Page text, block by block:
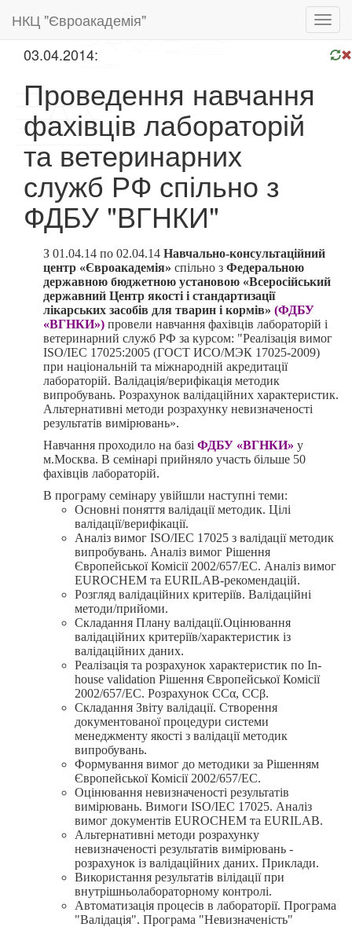
НКЦ "Євроакадемія"
03.04.2014:
Проведення навчання
фахівців лабораторій
та ветеринарних
служб РФ спільно з
ФДБУ "ВГНКИ"
З 01.04.14 по 02.04.14 Навчально-консультаційний
центр «Євроакадемія» спільно з Федеральною
державною бюджетною установою «Всеросійський
державний Центр якості і стандартизації
лікарських засобів для тварин і кормів» (ФДБУ
«ВГНКИ») провели навчання фахівців лабораторій і
ветеринарний служб РФ за курсом: "Реалізація вимог
ISO/IEC 17025:2005 (ГОСТ ИСО/МЭК 17025-2009)
при національній та міжнародній акредитації
лабораторій. Валідація/верифікація методик
випробувань. Розрахунок валідаційних характеристик.
Альтернативні методи розрахунку невизначеності
результатів вимірювань».
Навчання проходило на базі ФДБУ «ВГНКИ» у
м.Москва. В семінарі прийняло участь більше 50
фахівців лабораторій.
В програму семінару увійшли наступні теми:
Основні поняття валідації методик. Цілі
валідації/верифікації.
Аналіз вимог ISO/IEC 17025 з валідації методик
випробувань. Аналіз вимог Рішення
Європейської Комісії 2002/657/ЕС. Аналіз вимог
EUROCHEM та EURILAB-рекомендацій.
Розгляд валідаційних критеріїв. Валідаційні
методи/прийоми.
Складання Плану валідації.Оцінювання
валідаційних критеріїв/характеристик із
валідаційних даних.
Реалізація та розрахунок характеристик по In-
house validation Рішення Європейської Комісії
2002/657/ЕС. Розрахунок CCα, CCβ.
Складання Звіту валідації. Створення
документованої процедури системи
менеджменту якості з валідації методик
випробувань.
Формування вимог до методики за Рішенням
Європейської Комісії 2002/657/ЕС.
Оцінювання невизначеності результатів
вимірювань. Вимоги ISO/IEC 17025. Аналіз
вимог документів EUROCHEM та EURILAB.
Альтернативні методи розрахунку
невизначеності результатів вимірювань -
розрахунок із валідаційних даних. Приклади.
Використання результатів вілідації при
внутрішньолабораторному контролі.
Автоматизація процесів в лабораторії. Програма
"Валідація". Програма "Невизначеність"